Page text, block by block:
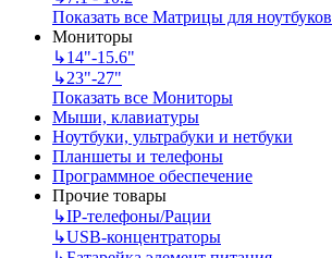
Показать все Матрицы для ноутбуков
Мониторы
↳14"-15.6"
↳23"-27"
Показать все Мониторы
Мыши, клавиатуры
Ноутбуки, ультрабуки и нетбуки
Планшеты и телефоны
Программное обеспечение
Прочие товары
↳IP‑телефоны/Рации
↳USB-концентраторы